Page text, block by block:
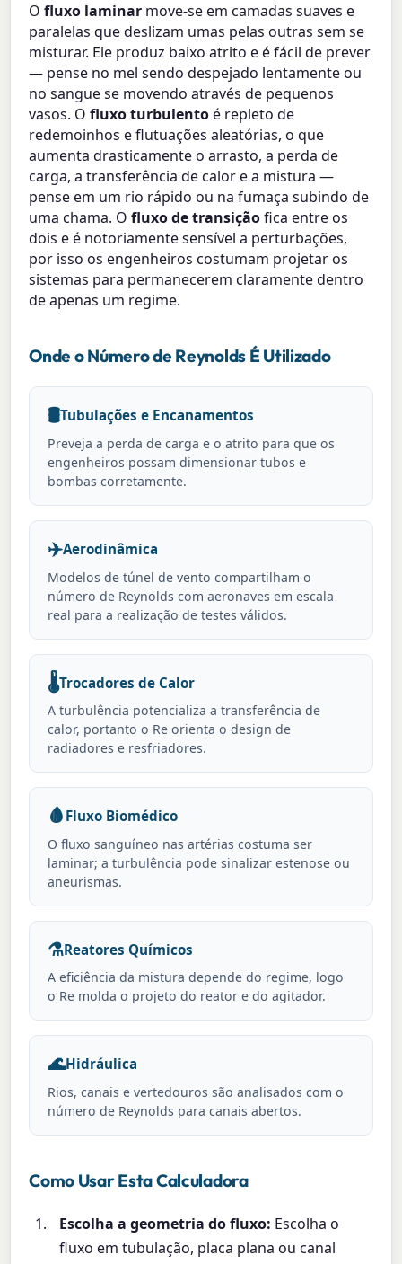
Ofluxo laminar move-se em camadas suaves e
paralelas que deslizam umas pelas outras sem se
misturar. Ele produz baixo atrito e é fácil de prever
— pense no mel sendo despejado lentamente ou
no sangue se movendo através de pequenos
vasos. Ofluxo turbulentoé repleto de
redemoinhos e flutuações aleatórias, o que
aumenta drasticamente o arrasto, a perda de
carga, a transferência de calor e a mistura —
pense em um rio rápido ou na fumaça subindo de
uma chama. Ofluxo de transiçãofica entre os
dois e é notoriamente sensível a perturbações,
por isso os engenheiros costumam projetar os
sistemas para permanecerem claramente dentro
de apenas um regime.
Onde o Número de Reynolds É Utilizado
🛢️Tubulações e Encanamentos
Preveja a perda de carga e o atrito para que os
engenheiros possam dimensionar tubos e
bombas corretamente.
✈️Aerodinâmica
Modelos de túnel de vento compartilham o
número de Reynolds com aeronaves em escala
real para a realização de testes válidos.
🌡️Trocadores de Calor
A turbulência potencializa a transferência de
calor, portanto o Re orienta o design de
radiadores e resfriadores.
🩸 Fluxo Biomédico
O fluxo sanguíneo nas artérias costuma ser
laminar; a turbulência pode sinalizar estenose ou
aneurismas.
⚗️Reatores Químicos
A eficiência da mistura depende do regime, logo
o Re molda o projeto do reator e do agitador.
🌊Hidráulica
Rios, canais e vertedouros são analisados com o
número de Reynolds para canais abertos.
Como Usar Esta Calculadora
Escolha a geometria do fluxo: Escolha o
fluxo em tubulação, placa plana ou canal